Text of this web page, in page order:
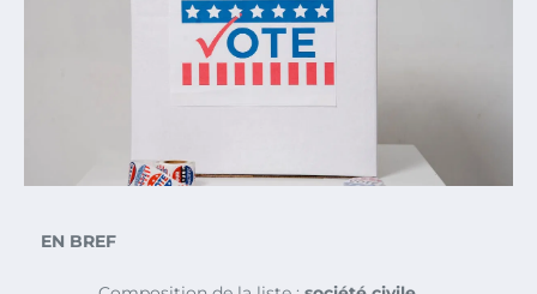
EN BREF